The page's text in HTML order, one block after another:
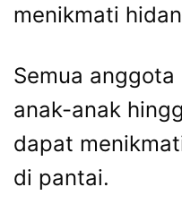
menikmati
Semua
anak-anak
dapat
di pantai.